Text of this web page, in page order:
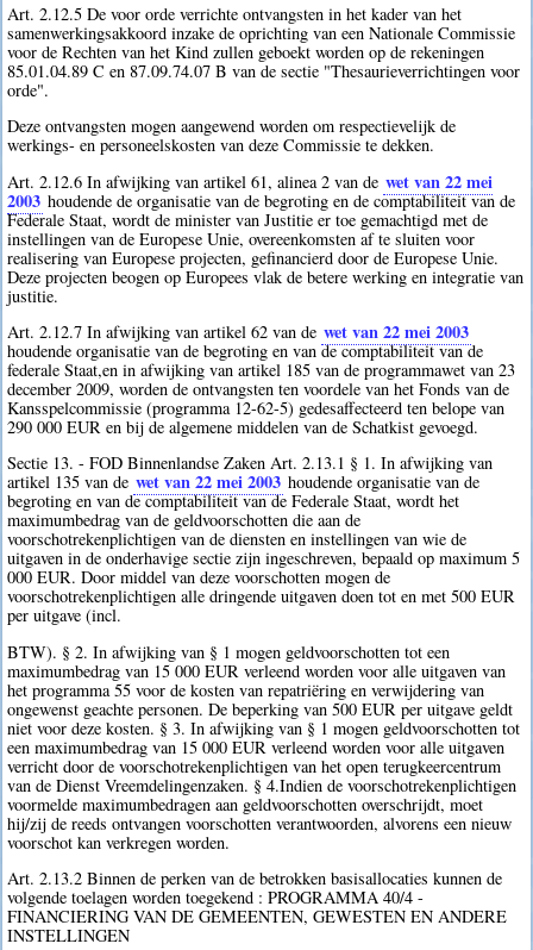
Art. 2.12.5 De voor orde verrichte ontvangsten in het kader van het
samenwerkingsakkoord inzake de oprichting van een Nationale Commissie
voor de Rechten van het Kind zullen geboekt worden op de rekeningen
85.01.04.89 C en 87.09.74.07 B van de sectie "Thesaurieverrichtingen voor
orde".
Deze ontvangsten mogen aangewend worden om respectievelijk de
werkings- en personeelskosten van deze Commissie te dekken.
Art. 2.12.6 In afwijking van artikel 61, alinea 2 van de wet van 22 mei
2003 houdende de organisatie van de begroting en de comptabiliteit van de
Federale Staat, wordt de minister van Justitie er toe gemachtigd met de
instellingen van de Europese Unie, overeenkomsten af te sluiten voor
realisering van Europese projecten, gefinancierd door de Europese Unie.
Deze projecten beogen op Europees vlak de betere werking en integratie van
justitie.
Art. 2.12.7 In afwijking van artikel 62 van de wet van 22 mei 2003
houdende organisatie van de begroting en van de comptabiliteit van de
federale Staat,en in afwijking van artikel 185 van de programmawet van 23
december 2009, worden de ontvangsten ten voordele van het Fonds van de
Kansspelcommissie (programma 12-62-5) gedesaffecteerd ten belope van
290 000 EUR en bij de algemene middelen van de Schatkist gevoegd.
Sectie 13. - FOD Binnenlandse Zaken Art. 2.13.1 § 1. In afwijking van
artikel 135 van de wet van 22 mei 2003 houdende organisatie van de
begroting en van de comptabiliteit van de Federale Staat, wordt het
maximumbedrag van de geldvoorschotten die aan de
voorschotrekenplichtigen van de diensten en instellingen van wie de
uitgaven in de onderhavige sectie zijn ingeschreven, bepaald op maximum 5
000 EUR. Door middel van deze voorschotten mogen de
voorschotrekenplichtigen alle dringende uitgaven doen tot en met 500 EUR
per uitgave (incl.
BTW). § 2. In afwijking van § 1 mogen geldvoorschotten tot een
maximumbedrag van 15 000 EUR verleend worden voor alle uitgaven van
het programma 55 voor de kosten van repatriëring en verwijdering van
ongewenst geachte personen. De beperking van 500 EUR per uitgave geldt
niet voor deze kosten. § 3. In afwijking van § 1 mogen geldvoorschotten tot
een maximumbedrag van 15 000 EUR verleend worden voor alle uitgaven
verricht door de voorschotrekenplichtigen van het open terugkeercentrum
van de Dienst Vreemdelingenzaken. § 4.Indien de voorschotrekenplichtigen
voormelde maximumbedragen aan geldvoorschotten overschrijdt, moet
hij/zij de reeds ontvangen voorschotten verantwoorden, alvorens een nieuw
voorschot kan verkregen worden.
Art. 2.13.2 Binnen de perken van de betrokken basisallocaties kunnen de
volgende toelagen worden toegekend : PROGRAMMA 40/4 -
FINANCIERING VAN DE GEMEENTEN, GEWESTEN EN ANDERE
INSTELLINGEN